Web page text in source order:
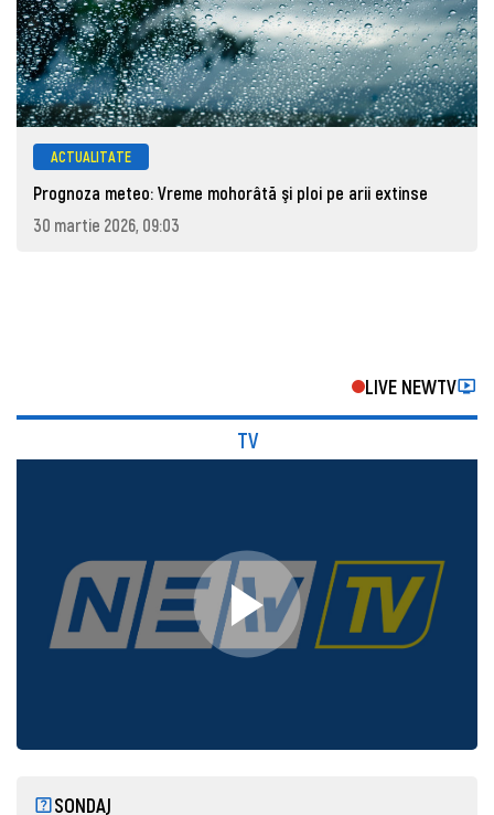
ACTUALITATE
Prognoza meteo: Vreme mohorâtă şi ploi pe arii extinse
30 martie 2026, 09:03
LIVE NEWTV
TV
SONDAJ